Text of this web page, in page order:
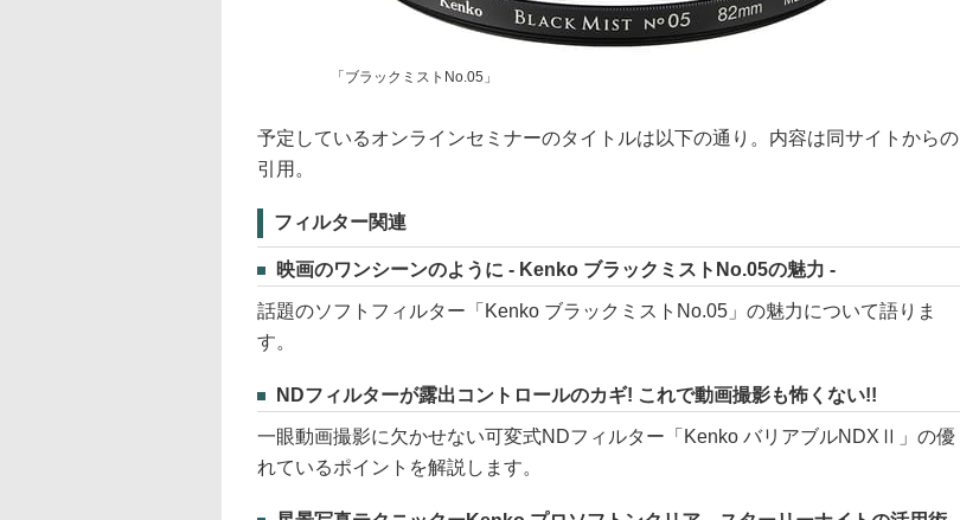
「ブラックミストNo.05」
予定しているオンラインセミナーのタイトルは以下の通り。内容は同サイトからの
引用。
フィルター関連
映画のワンシーンのように - Kenko ブラックミストNo.05の魅力 -
話題のソフトフィルター「Kenko ブラックミストNo.05」の魅力について語りま
す。
NDフィルターが露出コントロールのカギ! これで動画撮影も怖くない!!
一眼動画撮影に欠かせない可変式NDフィルター「Kenko バリアブルNDXⅡ」の優
れているポイントを解説します。